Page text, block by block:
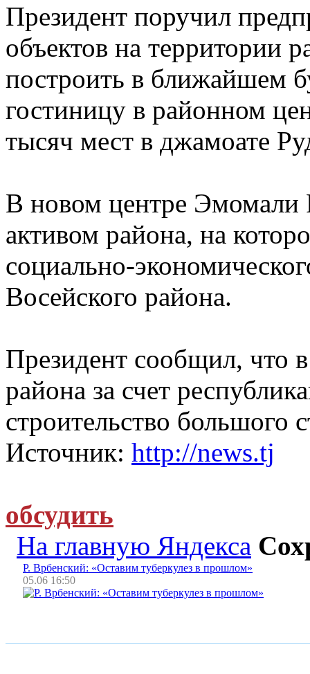
Президент поручил
объектов на территории
построить в ближайшем
гостиницу в районном
тысяч мест в джамоате
В новом центре Эмомали
активом района, на
социально-
Восейского района.
Президент сообщил, что
района за счет
строительство большого
Источник: http://news.tj
обсудить
На главную Яндекса
Р. Врбенский: «Оставим туберкулез в прошлом»
05.06 16:50